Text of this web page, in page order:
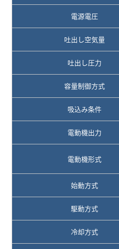
電源電圧
吐出し空気量
吐出し圧力
容量制御方式
吸込み条件
電動機出力
電動機形式
始動方式
駆動方式
冷却方式